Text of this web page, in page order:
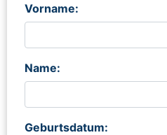
Vorname:
Name:
Geburtsdatum: